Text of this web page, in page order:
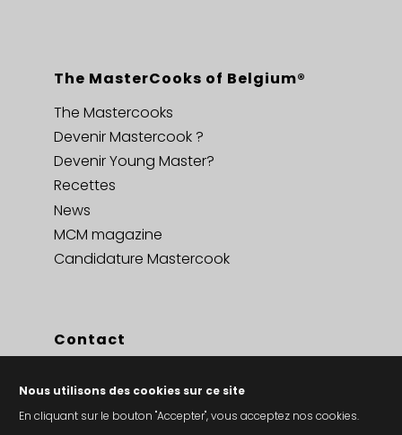
The MasterCooks of Belgium®
The Mastercooks
Devenir Mastercook ?
Devenir Young Master?
Recettes
News
MCM magazine
Candidature Mastercook
Contact
Privacy policy en cookies
Conditions générales de vent
Nous utilisons des cookies sur ce site
En cliquant sur le bouton "Accepter", vous acceptez nos cookies.